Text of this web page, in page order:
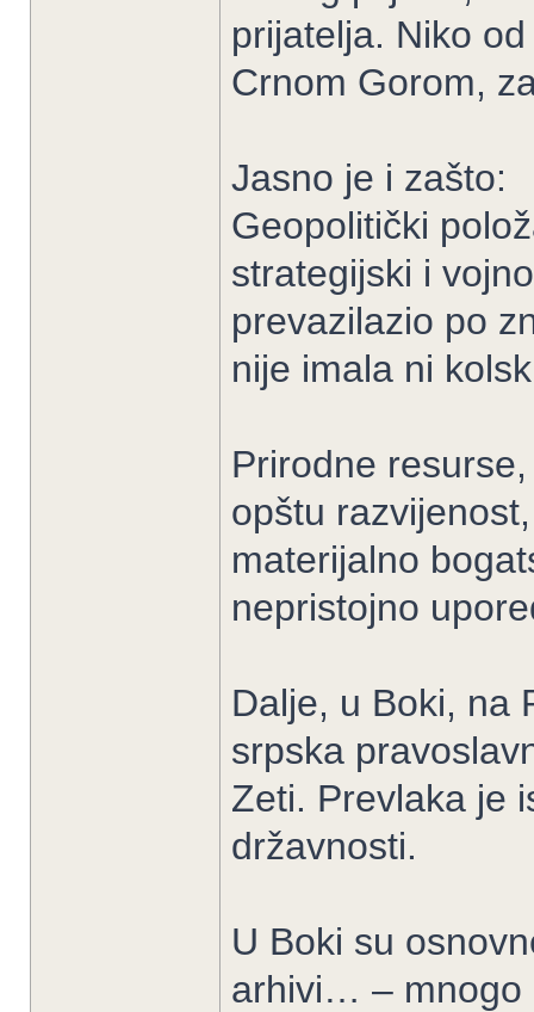
prijatelja. Niko
Crnom Gorom,
Jasno je i zašto:
Geopolitički
strategijski i
prevazilazio po
nije imala ni
Prirodne
opštu
materijalno
nepristojno
Dalje, u Boki, na
srpska
Zeti. Prevlaka je
državnosti.
U Boki su
arhivi… – mnogo